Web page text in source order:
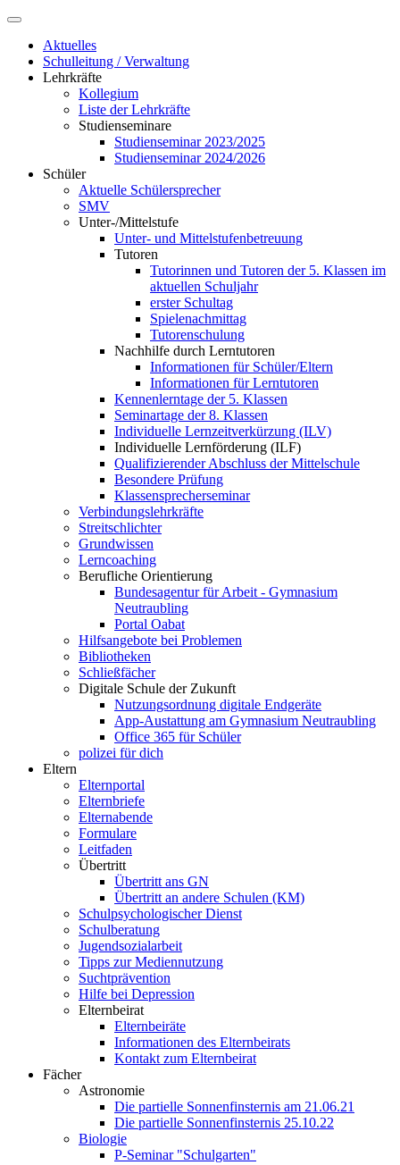
Aktuelles
Schulleitung / Verwaltung
Lehrkräfte
Kollegium
Liste der Lehrkräfte
Studienseminare
Studienseminar 2023/2025
Studienseminar 2024/2026
Schüler
Aktuelle Schülersprecher
SMV
Unter-/Mittelstufe
Unter- und Mittelstufenbetreuung
Tutoren
Tutorinnen und Tutoren der 5. Klassen im
aktuellen Schuljahr
erster Schultag
Spielenachmittag
Tutorenschulung
Nachhilfe durch Lerntutoren
Informationen für Schüler/Eltern
Informationen für Lerntutoren
Kennenlerntage der 5. Klassen
Seminartage der 8. Klassen
Individuelle Lernzeitverkürzung (ILV)
Individuelle Lernförderung (ILF)
Qualifizierender Abschluss der Mittelschule
Besondere Prüfung
Klassensprecherseminar
Verbindungslehrkräfte
Streitschlichter
Grundwissen
Lerncoaching
Berufliche Orientierung
Bundesagentur für Arbeit - Gymnasium
Neutraubling
Portal Oabat
Hilfsangebote bei Problemen
Bibliotheken
Schließfächer
Digitale Schule der Zukunft
Nutzungsordnung digitale Endgeräte
App-Austattung am Gymnasium Neutraubling
Office 365 für Schüler
polizei für dich
Eltern
Elternportal
Elternbriefe
Elternabende
Formulare
Leitfaden
Übertritt
Übertritt ans GN
Übertritt an andere Schulen (KM)
Schulpsychologischer Dienst
Schulberatung
Jugendsozialarbeit
Tipps zur Mediennutzung
Suchtprävention
Hilfe bei Depression
Elternbeirat
Elternbeiräte
Informationen des Elternbeirats
Kontakt zum Elternbeirat
Fächer
Astronomie
Die partielle Sonnenfinsternis am 21.06.21
Die partielle Sonnenfinsternis 25.10.22
Biologie
P-Seminar "Schulgarten"